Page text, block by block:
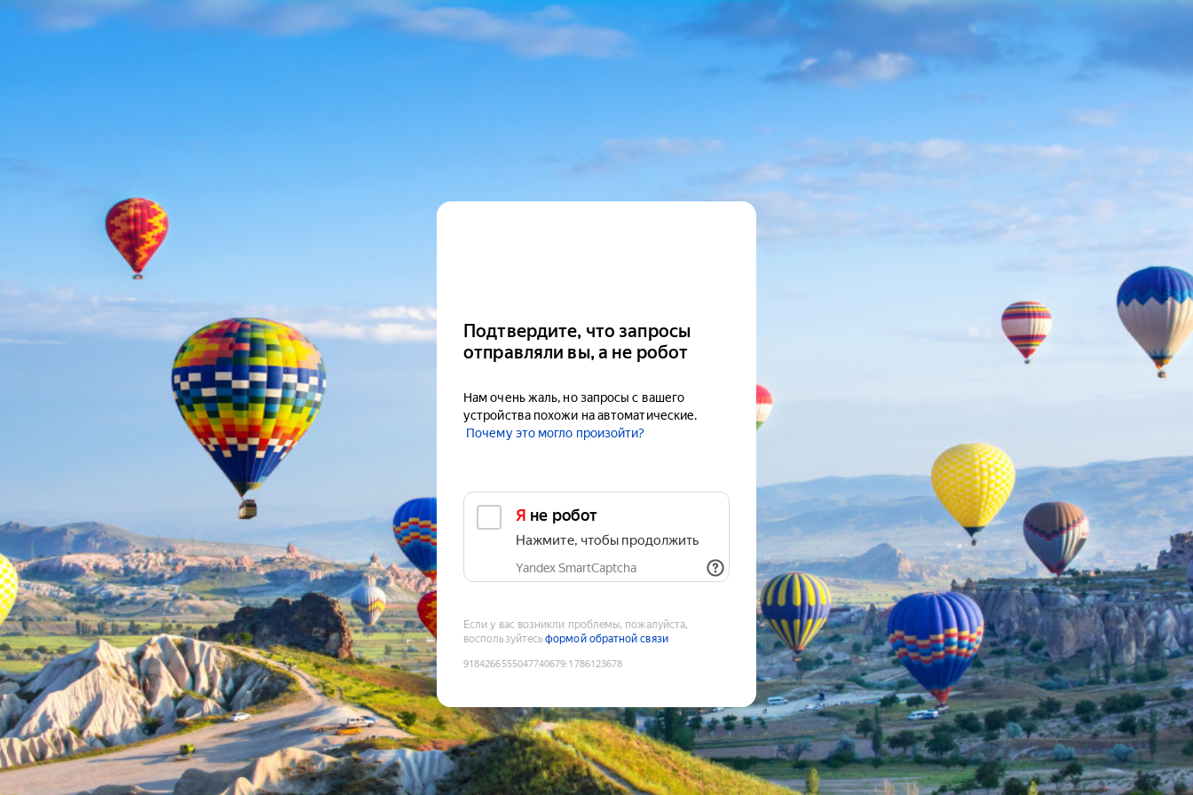
Подтвердите, что запросы
отправляли вы, а не робот
Нам очень жаль, но запросы с вашего
устройства похожи на автоматические.
Почему это могло произойти?
Я не робот
Нажмите, чтобы продолжить
Yandex SmartCaptcha
Если у вас возникли проблемы, пожалуйста,
воспользуйтесьформой обратной связи
9184266555047740679:1786123678